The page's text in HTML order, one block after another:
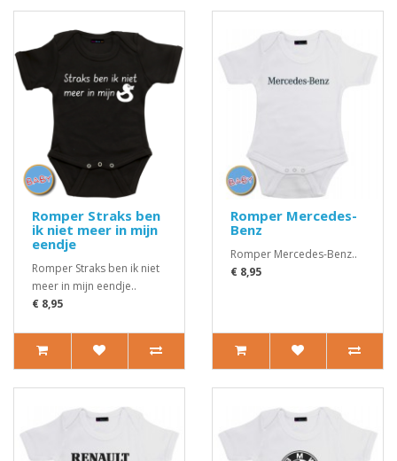
Romper Straks ben
ik niet meer in mijn
eendje
Romper Straks ben ik niet
meer in mijn eendje..
€ 8,95
Romper Mercedes-
Benz
Romper Mercedes-Benz..
€ 8,95